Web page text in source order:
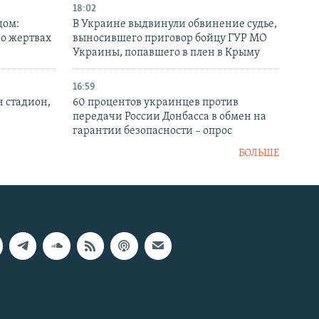
жертвах
18:02
В Украине выдвинули обвинение судье,
выносившего приговор бойцу ГУР МО
Украины, попавшего в плен в Крыму
стадион,
16:59
60 процентов украинцев против
передачи России Донбасса в обмен на
гарантии безопасности – опрос
БОЛЬШЕ